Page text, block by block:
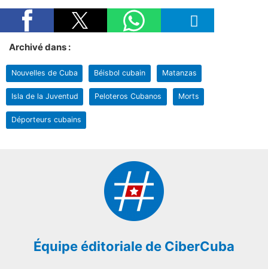
Archivé dans :
Nouvelles de Cuba Béisbol cubain Matanzas
Isla de la Juventud Peloteros Cubanos Morts
Déporteurs cubains
Équipe éditoriale de CiberCuba